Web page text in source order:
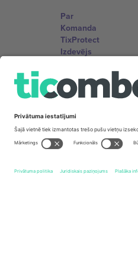
Par
Komanda
TixProtect
Izdevējs
Partneru programma